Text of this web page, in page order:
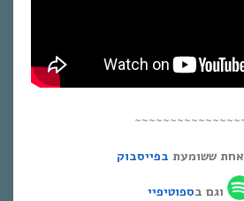
אחת ששומעת בפייסבוק
וגם בספוטיפיי